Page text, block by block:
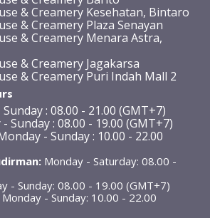
& Creamery Kesehatan, Bintaro
& Creamery Plaza Senayan
& Creamery Menara Astra,
& Creamery Jagakarsa
& Creamery Puri Indah Mall 2
: 08.00 - 21.00 (GMT+7)
Sunday : 08.00 - 19.00 (GMT+7)
- Sunday : 10.00 - 22.00
Monday - Saturday: 08.00 -
- Sunday: 08.00 - 19.00 (GMT+7)
Monday - Sunday: 10.00 - 22.00